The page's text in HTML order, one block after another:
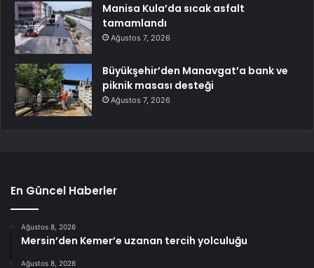
Manisa Kula’da sıcak asfalt
tamamlandı
Ağustos 7, 2026
Büyükşehir’den Manavgat’a bank ve
piknik masası desteği
Ağustos 7, 2026
En Güncel Haberler
Ağustos 8, 2026
Mersin’den Kemer’e uzanan tercih yolculuğu
Ağustos 8, 2026